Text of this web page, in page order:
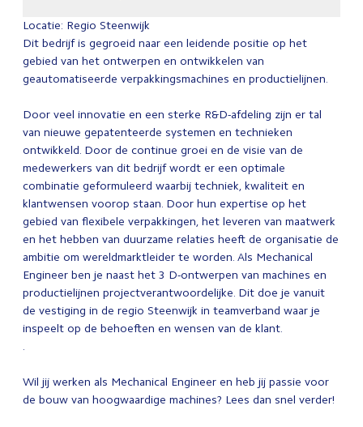
Locatie: Regio Steenwijk
Dit bedrijf is gegroeid naar een leidende positie op het
gebied van het ontwerpen en ontwikkelen van
geautomatiseerde verpakkingsmachines en productielijnen.
Door veel innovatie en een sterke R&D-afdeling zijn er tal
van nieuwe gepatenteerde systemen en technieken
ontwikkeld. Door de continue groei en de visie van de
medewerkers van dit bedrijf wordt er een optimale
combinatie geformuleerd waarbij techniek, kwaliteit en
klantwensen voorop staan. Door hun expertise op het
gebied van flexibele verpakkingen, het leveren van maatwerk
en het hebben van duurzame relaties heeft de organisatie de
ambitie om wereldmarktleider te worden. Als Mechanical
Engineer ben je naast het 3 D-ontwerpen van machines en
productielijnen projectverantwoordelijke. Dit doe je vanuit
de vestiging in de regio Steenwijk in teamverband waar je
inspeelt op de behoeften en wensen van de klant.
.
Wil jij werken als Mechanical Engineer en heb jij passie voor
de bouw van hoogwaardige machines? Lees dan snel verder!